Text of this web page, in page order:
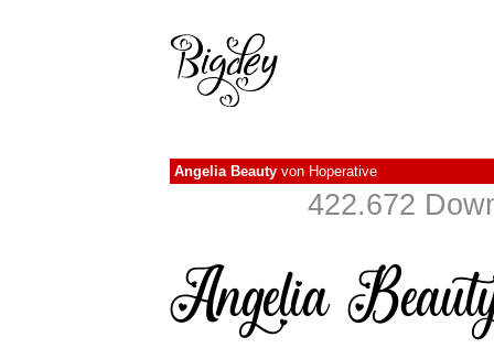
Angelia Beauty von Hoperative
422.672